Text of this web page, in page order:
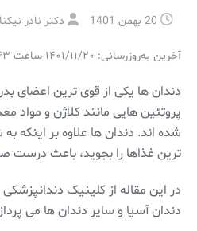
20 بهمن 1401 دکتر نادر
آخرین به‌روزرسانی: ۱۴۰۱/۱۱/۲۰ ساعت ۰۷:۴۳
دندان ها یکی از قوی ترین اعضای
پروتئین هایی مانند کلاژن و مواد
شده اند. دندان ها علاوه بر
ترین غذاها را بجوید، باعث
در این مقاله از کلینیک
دندان آسیا و سایر دندان ها می